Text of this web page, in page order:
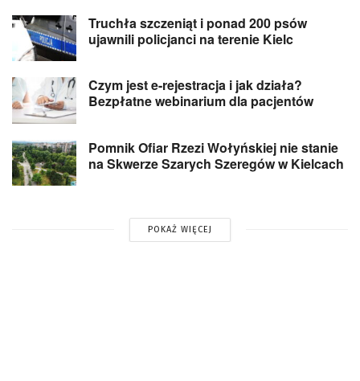
Truchła szczeniąt i ponad 200 psów
ujawnili policjanci na terenie Kielc
Czym jest e-rejestracja i jak działa?
Bezpłatne webinarium dla pacjentów
Pomnik Ofiar Rzezi Wołyńskiej nie stanie
na Skwerze Szarych Szeregów w Kielcach
POKAŻ WIĘCEJ